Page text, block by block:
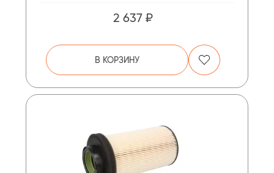
2 637 ₽
В КОРЗИНУ